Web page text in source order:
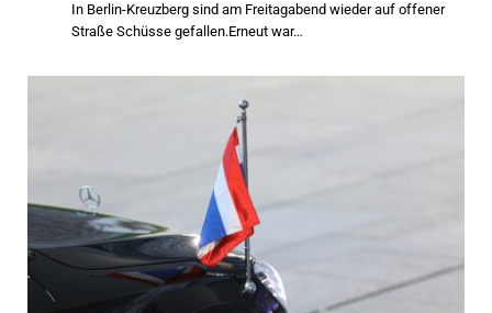
In Berlin-Kreuzberg sind am Freitagabend wieder auf offener
Straße Schüsse gefallen.Erneut war…